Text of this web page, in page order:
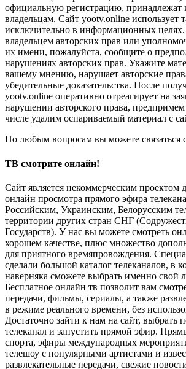
официальную регистрацию, принадлежат
владельцам. Сайт yootv.online использует
исключительно в информационных целях.
владельцем авторских прав или
их имени, пожалуйста, сообщите о
нарушениях авторских прав. Укажите
вашему мнению, нарушает авторские
убедительные доказательства. После
yootv.online оперативно отреагирует на
нарушении авторского права,
числе удалим оспариваемый материал с
По любым вопросам вы можете связаться
ТВ смотрите онлайн!
Сайт является некоммерческим проектом
онлайн просмотра прямого эфира
Российским, Украинским, Белорусским
территории других стран СНГ
Государств). У нас вы можете смотреть
хорошем качестве, плюс множество
для приятного времяпровождения.
сделали большой каталог телеканалов, в
наверняка сможете выбрать именно свой
Бесплатное онлайн тв позволит вам
передачи, фильмы, сериалы, а также
в режиме реального времени, без
Достаточно зайти к нам на сайт, выбрать
телеканал и запустить прямой эфир.
спорта, эфиры международных
телешоу с популярными артистами и
развлекательные передачи, свежие